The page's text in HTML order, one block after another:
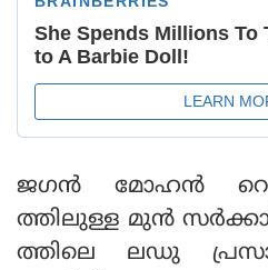
ജഗന്‍ മോഹന്‍
ത്തിലുള്ള മുന്‍
ത്തിലെ ലഡു